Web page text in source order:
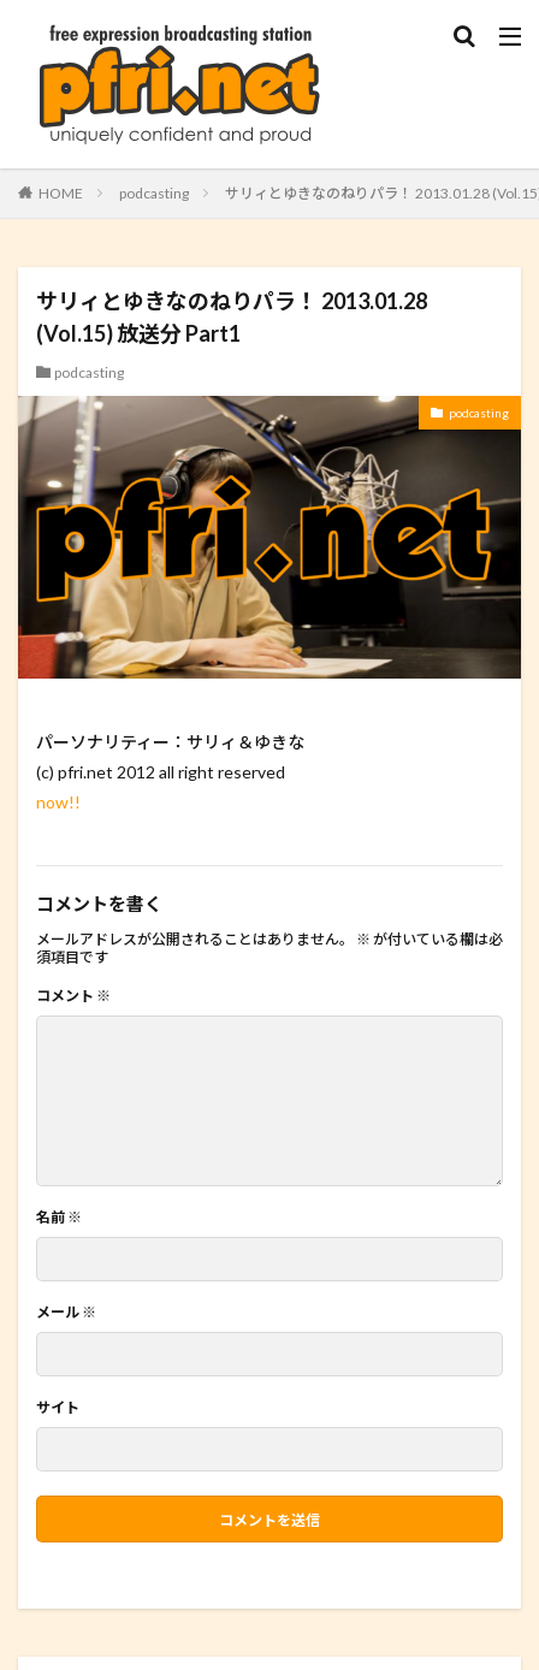
HOME podcasting サリィとゆきなのねりパラ！ 2013.01.28
サリィとゆきなのねりパラ！ 2013.01.28
(Vol.15) 放送分 Part1
podcasting
podcasting
パーソナリティー：サリィ＆ゆきな
(c) pfri.net 2012 all right reserved
now!!
コメントを書く
メールアドレスが公開されることはありません。 ※ が付いている欄は必
須項目です
コメント ※
名前 ※
メール ※
サイト